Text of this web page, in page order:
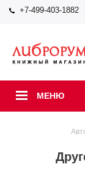
+7-499-403-1882
МЕНЮ